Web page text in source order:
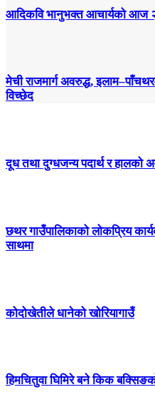
आदिकवि भानुभक्त आचार्यको आज
मेची राजमार्ग अवरुद्ध,
विच्छेद
दूध तथा दुग्धजन्य पदार्थ र हालको
छथर गाउँपालिकाको लोकप्रिय
साथमा
कोदोखेतीले धानेको खोरियागाउँ
हिमचितुवा घिमिरे बने किक